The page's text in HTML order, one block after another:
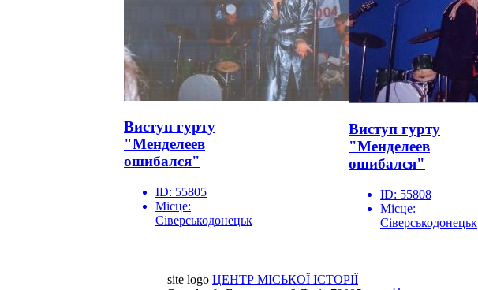
Виступ гурту
"Менделеев
ошибался"
ID: 55805
Місце:
Сіверськодонецьк
Виступ гурту
"Менделеев
ошибался"
ID: 55808
Місце:
Сіверськодонецьк
site logo ЦЕНТР МІСЬКОЇ ІСТОРІЇ